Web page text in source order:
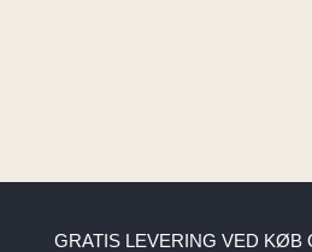
GRATIS LEVERING VED KØB